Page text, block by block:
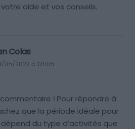
aide et vos conseils.
Colas
05/2023 à 12h05
! Pour répondre à
que la période idéale pour
du type d’activités que